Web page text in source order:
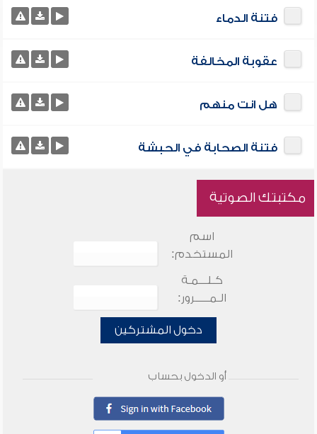
فتنة الدماء
عقوبة المخالفة
هل انت منهم
فتنة الصحابة في الحبشة
مكتبتك الصوتية
اسم
المستخدم:
كـلـــمـة
الـمـــــرور:
دخول المشتركين
أو الدخول بحساب